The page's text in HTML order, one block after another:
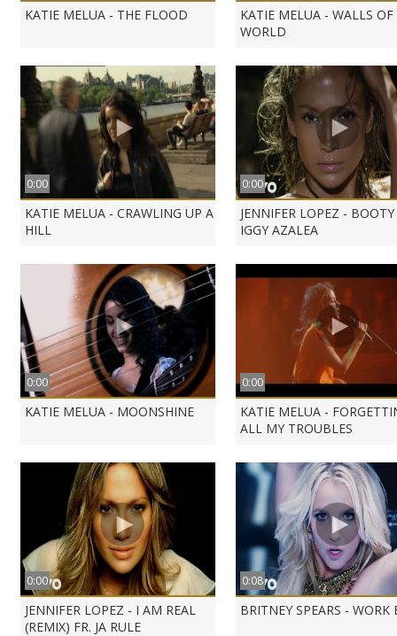
KATIE MELUA - THE FLOOD
KATIE MELUA - WALLS OF
WORLD
0:00
KATIE MELUA - CRAWLING UP A
HILL
0:00
JENNIFER LOPEZ -
IGGY AZALEA
0:00
KATIE MELUA - MOONSHINE
0:00
KATIE MELUA -
ALL MY TROUBLES
0:00
JENNIFER LOPEZ - I AM REAL
(REMIX) FR. JA RULE
0:08
BRITNEY SPEARS - WORK